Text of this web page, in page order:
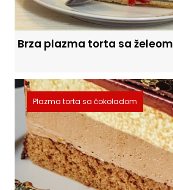
Brza plazma torta sa želeom
Plazma torta sa čokoladom